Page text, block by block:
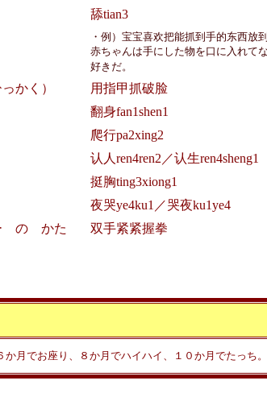
舔tian3
・例）宝宝喜欢把能抓到手的东西放
赤ちゃんは手にした物を口に入れて
好きだ。
かく）
用指甲抓破脸
翻身fan1shen1
爬行pa2xing2
认人ren4ren2／认生ren4sheng1
挺胸ting3xiong1
夜哭ye4ku1／哭夜ku1ye4
の かた
双手紧紧握拳
か月でお座り、８か月でハイハイ、１０か月でたっち。